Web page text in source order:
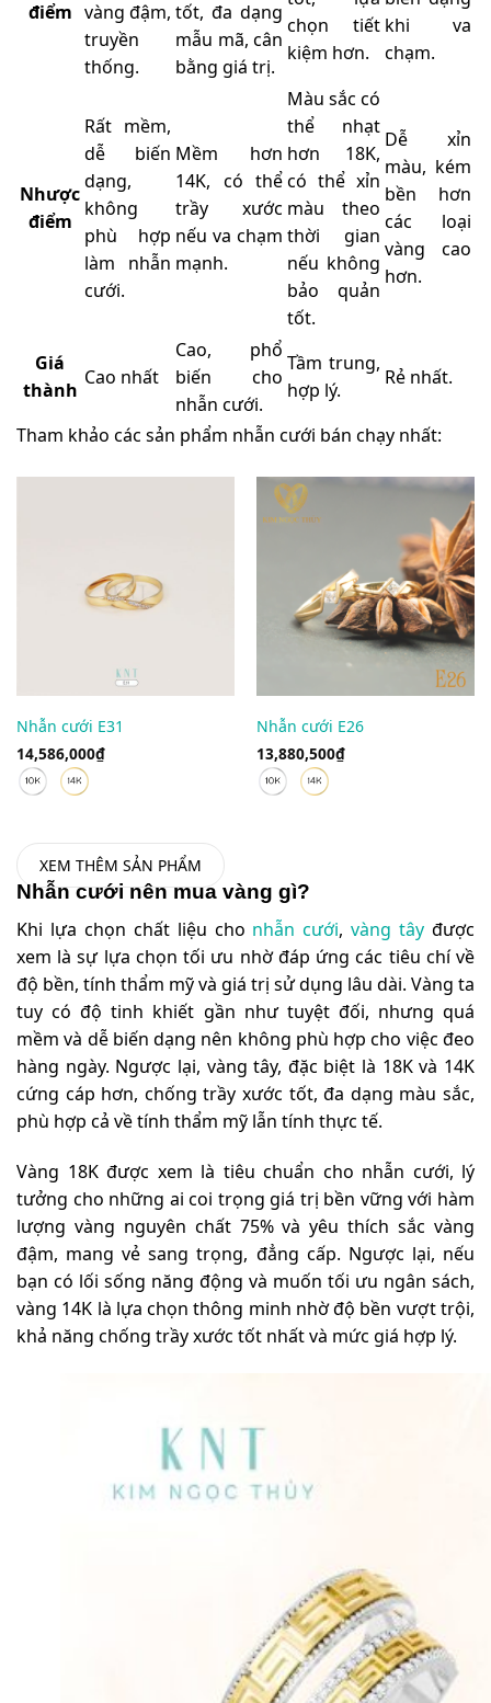
điểm vàng đậm,
truyền
thống.
tốt, đa dạng
mẫu mã, cân
bằng giá trị.
chọn tiết
kiệm hơn.
khi va
chạm.
Nhược
điểm
Rất mềm,
dễ biến
dạng,
không
phù hợp
làm nhẫn
cưới.
Mềm hơn
14K, có thể
trầy xước
nếu va chạm
mạnh.
Màu sắc có
thể nhạt
hơn 18K,
có thể xỉn
màu theo
thời gian
nếu không
bảo quản
tốt.
Dễ xỉn
màu, kém
bền hơn
các loại
vàng cao
hơn.
Giá
thành
Cao nhất
Cao, phổ
biến cho
nhẫn cưới.
Tầm trung,
hợp lý.
Rẻ nhất.
Tham khảo các sản phẩm nhẫn cưới bán chạy nhất:
Nhẫn cưới E31
14,586,000₫
Nhẫn cưới E26
13,880,500₫
XEM THÊM SẢN PHẨM
Nhẫn cưới nên mua vàng gì?
Khi lựa chọn chất liệu cho nhẫn cưới,vàng tây được
xem là sự lựa chọn tối ưu nhờ đáp ứng các tiêu chí về
độ bền, tính thẩm mỹ và giá trị sử dụng lâu dài. Vàng ta
tuy có độ tinh khiết gần như tuyệt đối, nhưng quá
mềm và dễ biến dạng nên không phù hợp cho việc đeo
hàng ngày. Ngược lại, vàng tây, đặc biệt là 18K và 14K
cứng cáp hơn, chống trầy xước tốt, đa dạng màu sắc,
phù hợp cả về tính thẩm mỹ lẫn tính thực tế.
Vàng 18K được xem là tiêu chuẩn cho nhẫn cưới, lý
tưởng cho những ai coi trọng giá trị bền vững với hàm
lượng vàng nguyên chất 75% và yêu thích sắc vàng
đậm, mang vẻ sang trọng, đẳng cấp. Ngược lại, nếu
bạn có lối sống năng động và muốn tối ưu ngân sách,
vàng 14K là lựa chọn thông minh nhờ độ bền vượt trội,
khả năng chống trầy xước tốt nhất và mức giá hợp lý.